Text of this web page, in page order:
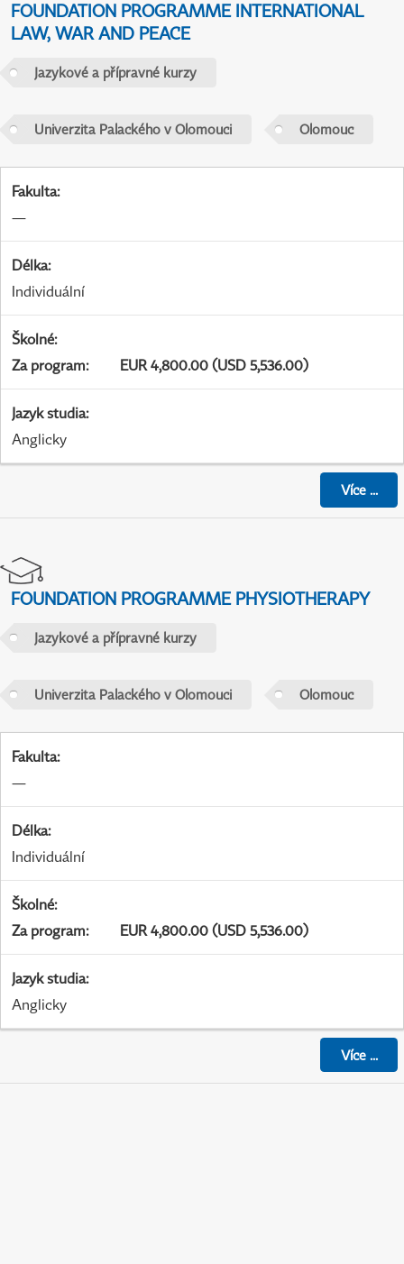
FOUNDATION PROGRAMME INTERNATIONAL
LAW, WAR AND PEACE
Jazykové a přípravné kurzy
Univerzita Palackého v Olomouci Olomouc
Fakulta:
—
Délka:
Individuální
Školné:
Za program: EUR 4,800.00 (USD 5,536.00)
Jazyk studia:
Anglicky
Více...
FOUNDATION PROGRAMME PHYSIOTHERAPY
Jazykové a přípravné kurzy
Univerzita Palackého v Olomouci Olomouc
Fakulta:
—
Délka:
Individuální
Školné:
Za program: EUR 4,800.00 (USD 5,536.00)
Jazyk studia:
Anglicky
Více...